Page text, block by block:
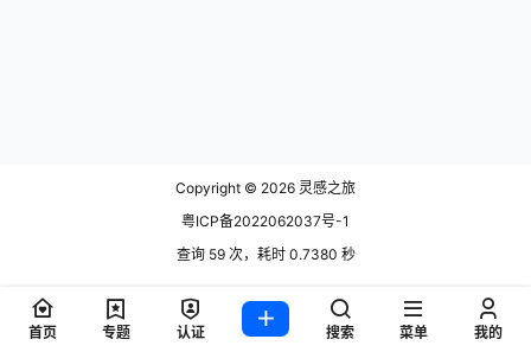
Copyright © 2026 灵感之旅
粤ICP备2022062037号-1
查询 59 次，耗时 0.7380 秒
首页 专题 认证 搜索 菜单 我的